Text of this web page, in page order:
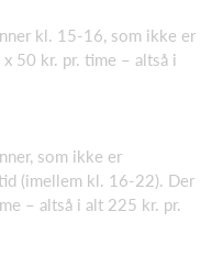
kl. 15-16, som ikke er
50 kr. pr. time – altså i
som ikke er
(imellem kl. 16-22). Der
– altså i alt 225 kr. pr.